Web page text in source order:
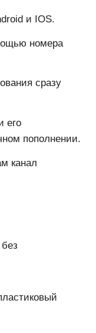
и IOS.
номера
сразу
его
пополнении.
канал